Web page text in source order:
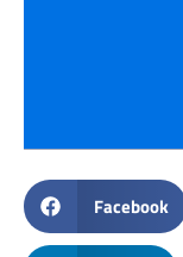
Facebook